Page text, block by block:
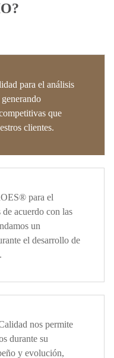
para el análisis
que
clientes.
para el
acuerdo con las
un
el desarrollo de
nos permite
durante su
y evolución,